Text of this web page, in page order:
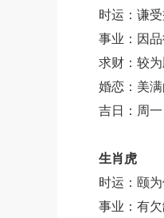
时运： 谦
事业：因品
求财：较为
婚恋：美满的
吉日：周一
生肖虎
时运：颐
事业：有欠缺